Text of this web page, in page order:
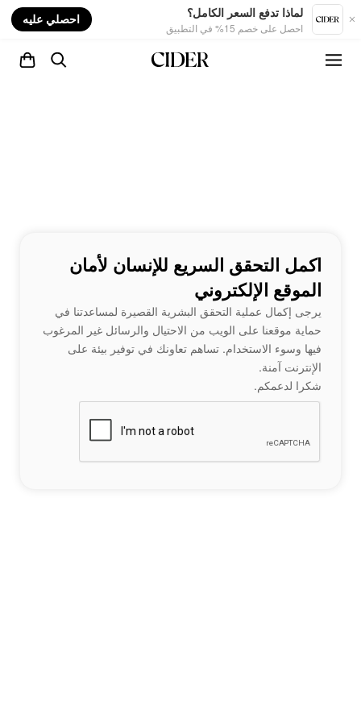
لماذا تدفع السعر الكامل؟
احصل على خصم 15% في التطبيق
احصلي عليه
اكمل التحقق السريع للإنسان لأمان
الموقع الإلكتروني
يرجى إكمال عملية التحقق البشرية القصيرة لمساعدتنا في
حماية موقعنا على الويب من الاحتيال والرسائل غير المرغوب
فيها وسوء الاستخدام. تساهم تعاونك في توفير بيئة على
الإنترنت آمنة.
شكرا لدعمكم.